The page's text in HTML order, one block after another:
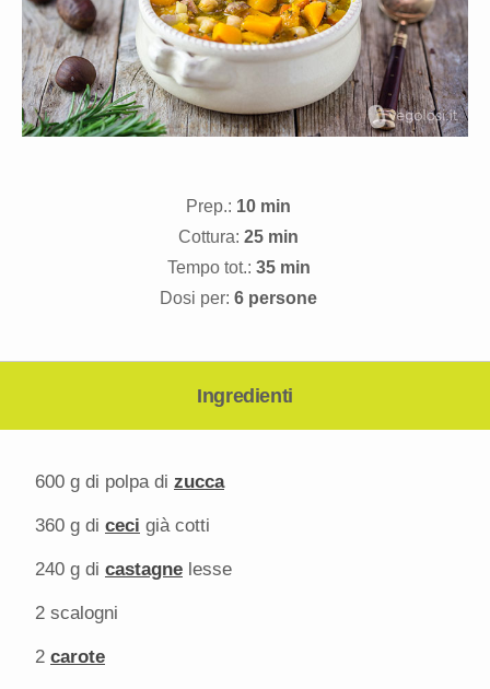
Prep.: 10 min
Cottura: 25 min
Tempo tot.: 35 min
Dosi per: 6 persone
Ingredienti
600 g di polpa di zucca
360 g di ceci già cotti
240 g di castagne lesse
2 scalogni
2 carote